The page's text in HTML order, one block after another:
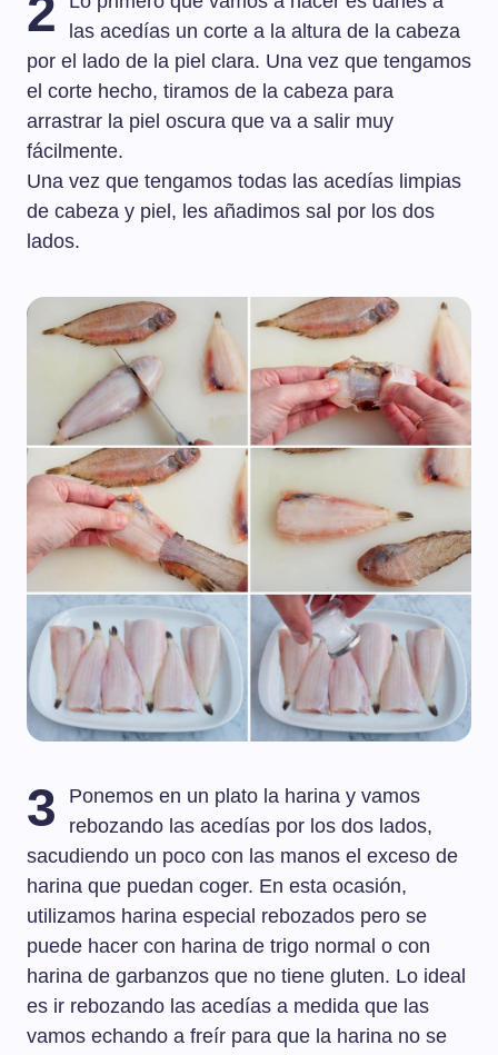
2
las acedías un corte a la altura de la cabeza
por el lado de la piel clara. Una vez que tengamos
el corte hecho, tiramos de la cabeza para
arrastrar la piel oscura que va a salir muy
fácilmente.
Una vez que tengamos todas las acedías limpias
de cabeza y piel, les añadimos sal por los dos
lados.
3
Ponemos en un plato la harina y vamos
rebozando las acedías por los dos lados,
sacudiendo un poco con las manos el exceso de
harina que puedan coger. En esta ocasión,
utilizamos harina especial rebozados pero se
puede hacer con harina de trigo normal o con
harina de garbanzos que no tiene gluten. Lo ideal
es ir rebozando las acedías a medida que las
vamos echando a freír para que la harina no se